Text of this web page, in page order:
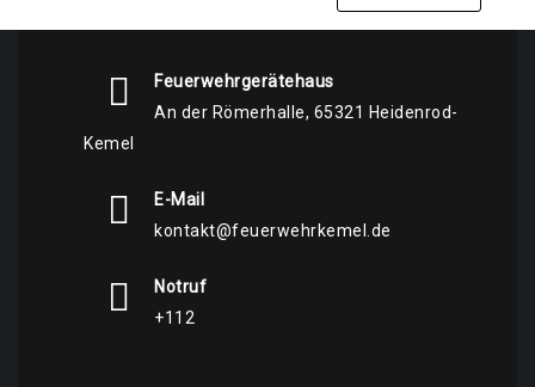
Feuerwehrgerätehaus
An der Römerhalle, 65321 Heidenrod-
Kemel
E-Mail
kontakt@feuerwehrkemel.de
Notruf
+112